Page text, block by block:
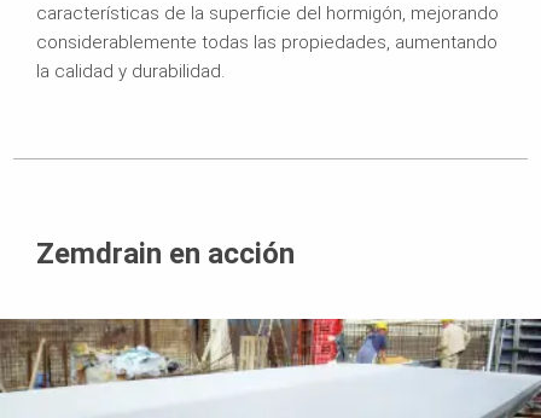
características de la superficie del hormigón, mejorando
considerablemente todas las propiedades, aumentando
la calidad y durabilidad.
Zemdrain en acción